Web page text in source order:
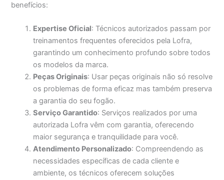
benefícios:
Expertise Oficial: Técnicos autorizados passam por
treinamentos frequentes oferecidos pela Lofra,
garantindo um conhecimento profundo sobre todos
os modelos da marca.
Peças Originais: Usar peças originais não só resolve
os problemas de forma eficaz mas também preserva
a garantia do seu fogão.
Serviço Garantido: Serviços realizados por uma
autorizada Lofra vêm com garantia, oferecendo
maior segurança e tranquilidade para você.
Atendimento Personalizado: Compreendendo as
necessidades específicas de cada cliente e
ambiente, os técnicos oferecem soluções